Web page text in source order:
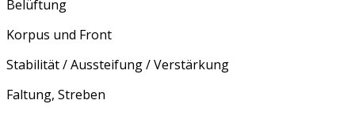
Belüftung
Korpus und Front
Stabilität / Aussteifung / Verstärkung
Faltung, Streben